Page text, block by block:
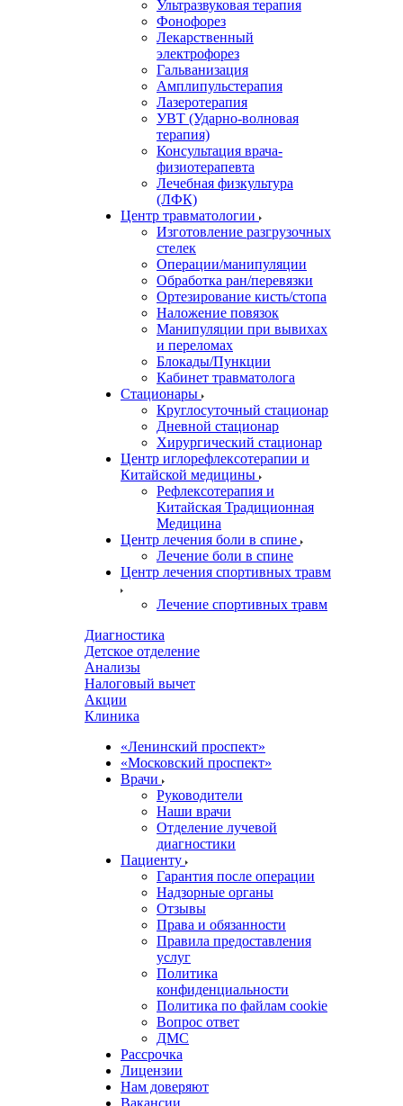
Ультразвуковая терапия
Фонофорез
Лекарственный
электрофорез
Гальванизация
Амплипульстерапия
Лазеротерапия
УВТ (Ударно-волновая
терапия)
Консультация врача-
физиотерапевта
Лечебная физкультура
(ЛФК)
Центр травматологии
Изготовление разгрузочных
стелек
Операции/манипуляции
Обработка ран/перевязки
Ортезирование кисть/стопа
Наложение повязок
Манипуляции при вывихах
и переломах
Блокады/Пункции
Кабинет травматолога
Стационары
Круглосуточный стационар
Дневной стационар
Хирургический стационар
Центр иглорефлексотерапии и
Китайской медицины
Рефлексотерапия и
Китайская Традиционная
Медицина
Центр лечения боли в спине
Лечение боли в спине
Центр лечения спортивных травм
Лечение спортивных травм
Диагностика
Детское отделение
Анализы
Налоговый вычет
Акции
Клиника
«Ленинский проспект»
«Московский проспект»
Врачи
Руководители
Наши врачи
Отделение лучевой
диагностики
Пациенту
Гарантия после операции
Надзорные органы
Отзывы
Права и обязанности
Правила предоставления
услуг
Политика
конфиденциальности
Политика по файлам cookie
Вопрос ответ
ДМС
Рассрочка
Лицензии
Нам доверяют
Вакансии